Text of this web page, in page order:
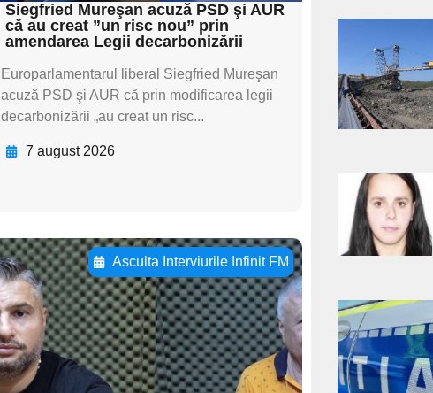
Siegfried Mureşan acuză PSD şi AUR
că au creat ”un risc nou” prin
amendarea Legii decarbonizării
Europarlamentarul liberal Siegfried Mureşan
acuză PSD şi AUR că prin modificarea legii
decarbonizării „au creat un risc...
7 august 2026
Asculta Interviurile Infinit FM
Adaugă aici textul
pentru
subtitluAdaugă aici
textul pentru
aici textul
pentru
subtitlu
Adaugă
aici textul
pentru
subtitlu
Adaugă
aici textul
pentru
subtitlu